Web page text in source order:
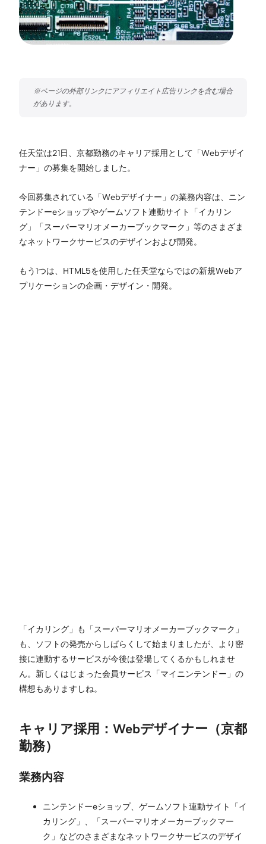
任天堂は21日、京都勤務のキャリア採用として「Webデザイ
ナー」の募集を開始しました。
今回募集されている「Webデザイナー」の業務内容は、ニン
テンドーeショップやゲームソフト連動サイト「イカリン
グ」「スーパーマリオメーカーブックマーク」等のさまざま
なネットワークサービスのデザインおよび開発。
もう1つは、HTML5を使用した任天堂ならではの新規Webア
プリケーションの企画・デザイン・開発。
「イカリング」も「スーパーマリオメーカーブックマーク」
も、ソフトの発売からしばらくして始まりましたが、より密
接に連動するサービスが今後は登場してくるかもしれませ
ん。新しくはじまった会員サービス「マイニンテンドー」の
構想もありますしね。
キャリア採用：Webデザイナー（京都
勤務）
業務内容
ニンテンドーeショップ、ゲームソフト連動サイト「イ
カリング」、「スーパーマリオメーカーブックマー
ク」などのさまざまなネットワークサービスのデザイ